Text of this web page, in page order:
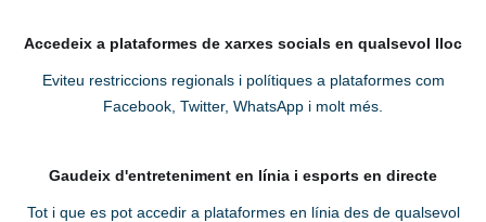
Accedeix a plataformes de xarxes socials en qualsevol lloc
Eviteu restriccions regionals i polítiques a plataformes com
Facebook, Twitter, WhatsApp i molt més.
Gaudeix d'entreteniment en línia i esports en directe
Tot i que es pot accedir a plataformes en línia des de qualsevol